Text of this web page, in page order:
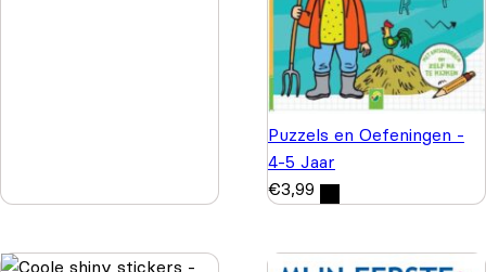
Puzzels en Oefeningen -
4-5 Jaar
€3,99